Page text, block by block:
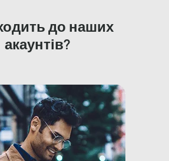
до наших
акаунтів?